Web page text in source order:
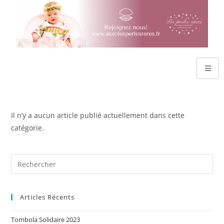
Il n’y a aucun article publié actuellement dans cette
catégorie.
Articles Récents
Tombola Solidaire 2023